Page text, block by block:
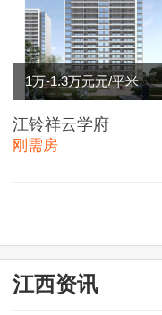
1万-1.3万元元/平米
江铃祥云学府
刚需房
江西资讯